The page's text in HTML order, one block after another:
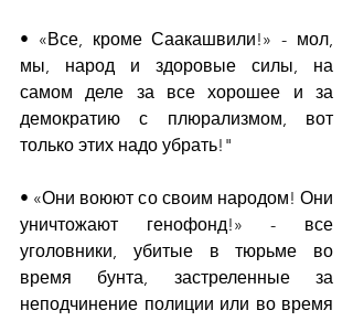
• «Все, кроме Саакашвили!» - мол,
мы, народ и здоровые силы, на
самом деле за все хорошее и за
демократию с плюрализмом, вот
только этих надо убрать!"
• «Они воюют со своим народом! Они
уничтожают генофонд!» - все
уголовники, убитые в тюрьме во
время бунта, застреленные за
неподчинение полиции или во время